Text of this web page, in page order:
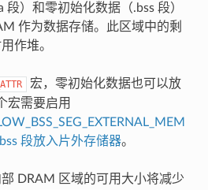
）和零初始化数据（.bss 段）
作为数据存储。此区域中的剩
作堆。
宏，零初始化数据也可以放
宏需要启用
段放入片外存储器。
DRAM 区域的可用大小将减少